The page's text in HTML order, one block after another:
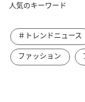
人気のキーワード
＃トレンドニュース
ファッション